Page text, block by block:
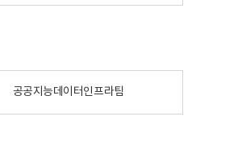
공공지능데이터인프라팀